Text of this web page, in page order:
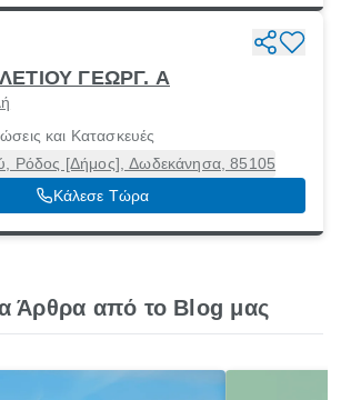
ΓΕΩΡΓ. Α
και Κατασκευές
Ρόδος [Δήμος], Δωδεκάνησα, 85105
Κάλεσε Τώρα
Άρθρα από το Blog μας